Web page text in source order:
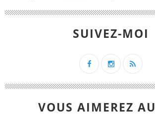
SUIVEZ-MOI
VOUS AIMEREZ